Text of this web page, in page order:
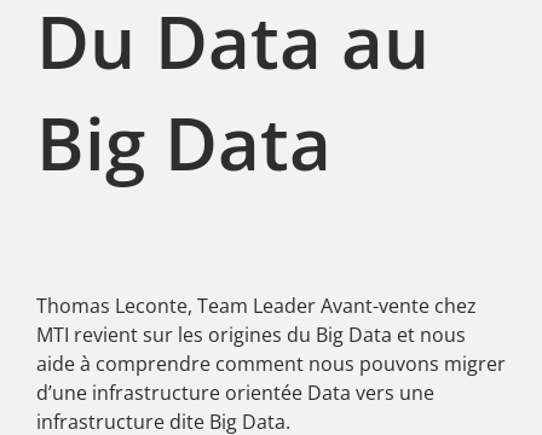
Du Data au
Big Data
Thomas Leconte, Team Leader Avant-vente chez
MTI revient sur les origines du Big Data et nous
aide à comprendre comment nous pouvons migrer
d’une infrastructure orientée Data vers une
infrastructure dite Big Data.